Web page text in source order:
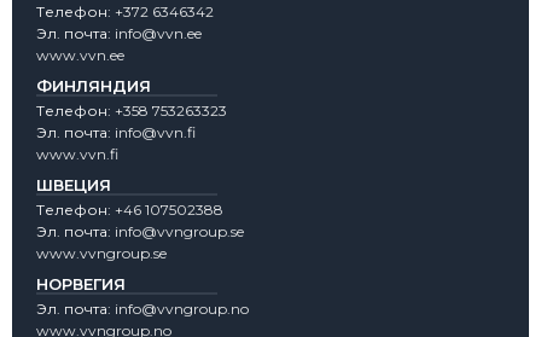
Tелефон: +372 6346342
Эл. почта: info@vvn.ee
www.vvn.ee
ФИНЛЯНДИЯ
Tелефон: +358 753263323
Эл. почта: info@vvn.fi
www.vvn.fi
ШВЕЦИЯ
Tелефон: +46 107502388
Эл. почта: info@vvngroup.se
www.vvngroup.se
НОРВЕГИЯ
Эл. почта: info@vvngroup.no
www.vvngroup.no